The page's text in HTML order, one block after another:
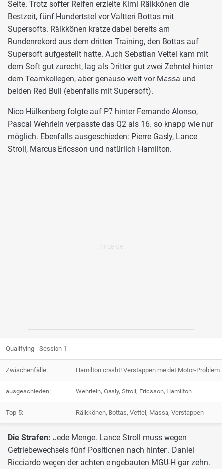
Seite. Trotz softer Reifen erzielte Kimi Räikkönen die
Bestzeit, fünf Hundertstel vor Valtteri Bottas mit
Supersofts. Räikkönen kratze dabei bereits am
Rundenrekord aus dem dritten Training, den Bottas auf
Supersoft aufgestellt hatte. Auch Sebstian Vettel kam mit
dem Soft gut zurecht, lag als Dritter gut zwei Zehntel hinter
dem Teamkollegen, aber genauso weit vor Massa und
beiden Red Bull (ebenfalls mit Supersoft).
Nico Hülkenberg folgte auf P7 hinter Fernando Alonso,
Pascal Wehrlein verpasste das Q2 als 16. so knapp wie nur
möglich. Ebenfalls ausgeschieden: Pierre Gasly, Lance
Stroll, Marcus Ericsson und natürlich Hamilton.
Qualifying - Session 1
Zwischenfälle: Hamilton crasht! Verstappen meldet Motor-Problem
ausgeschieden: Wehrlein, Gasly, Stroll, Ericsson, Hamilton
Top-5: Räikkönen, Bottas, Vettel, Massa, Verstappen
Die Strafen: Jede Menge. Lance Stroll muss wegen
Getriebewechsels fünf Positionen nach hinten. Daniel
Ricciardo wegen der achten eingebauten MGU-H gar zehn.